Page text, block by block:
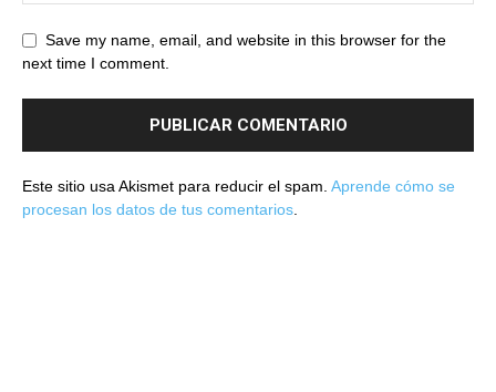
Save my name, email, and website in this browser for the
next time I comment.
Este sitio usa Akismet para reducir el spam. Aprende cómo se
procesan los datos de tus comentarios.